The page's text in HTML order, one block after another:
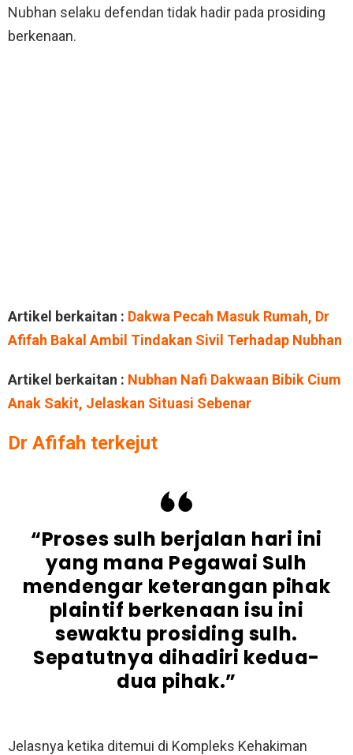
Nubhan selaku defendan tidak hadir pada prosiding
berkenaan.
Artikel berkaitan : Dakwa Pecah Masuk Rumah, Dr
Afifah Bakal Ambil Tindakan Sivil Terhadap Nubhan
Artikel berkaitan : Nubhan Nafi Dakwaan Bibik Cium
Anak Sakit, Jelaskan Situasi Sebenar
Dr Afifah terkejut
“Proses sulh berjalan hari ini
yang mana Pegawai Sulh
mendengar keterangan pihak
plaintif berkenaan isu ini
sewaktu prosiding sulh.
Sepatutnya dihadiri kedua-
dua pihak.”
Jelasnya ketika ditemui di Kompleks Kehakiman